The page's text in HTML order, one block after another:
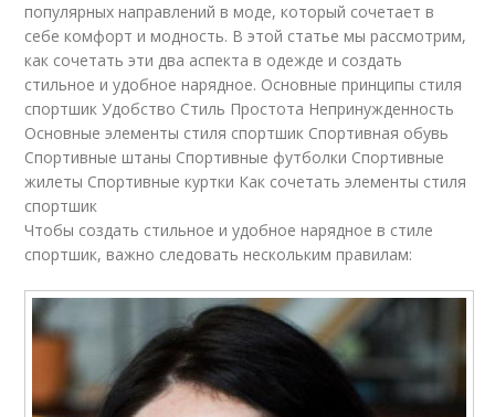
популярных направлений в моде, который сочетает в
себе комфорт и модность. В этой статье мы рассмотрим,
как сочетать эти два аспекта в одежде и создать
стильное и удобное нарядное. Основные принципы стиля
спортшик Удобство Стиль Простота Непринужденность
Основные элементы стиля спортшик Спортивная обувь
Спортивные штаны Спортивные футболки Спортивные
жилеты Спортивные куртки Как сочетать элементы стиля
спортшик
Чтобы создать стильное и удобное нарядное в стиле
спортшик, важно следовать нескольким правилам: